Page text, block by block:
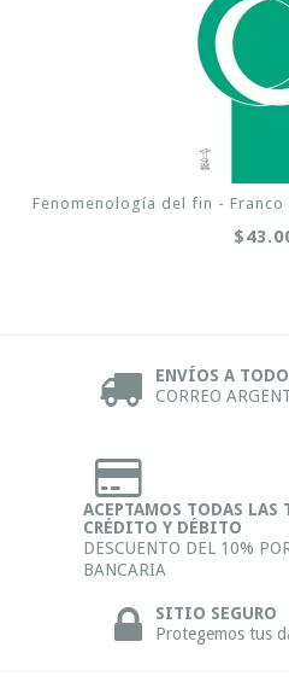
Fenomenología del fin -
ENVÍOS A
CORREO
ACEPTAMOS TODAS LAS
CRÉDITO Y DÉBITO
DESCUENTO DEL 10%
BANCARIA
SITIO SEGURO
Protegemos tus